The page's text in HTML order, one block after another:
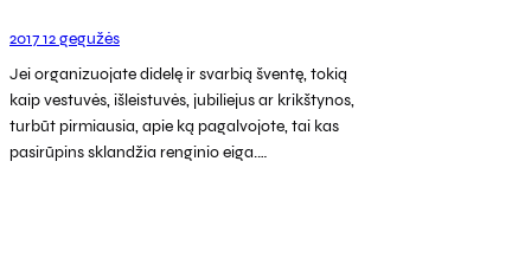
2017 12 gegužės
Jei organizuojate didelę ir svarbią šventę, tokią
kaip vestuvės, išleistuvės, jubiliejus ar krikštynos,
turbūt pirmiausia, apie ką pagalvojote, tai kas
pasirūpins sklandžia renginio eiga.…